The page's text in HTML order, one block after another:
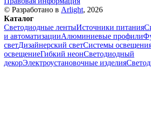
© Разработано в Arlight, 2026
Каталог
Светодиодные лентыИсточники питания
и автоматизацииАлюминиевые профили
светДизайнерский светСистемы
освещениеГибкий неонСветодиодный
декорЭлектроустановочные изделия